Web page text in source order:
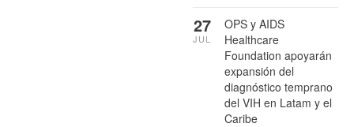
OPS y AIDS
Healthcare
Foundation apoyarán
expansión del
diagnóstico temprano
del VIH en Latam y el
Caribe
27
JUL